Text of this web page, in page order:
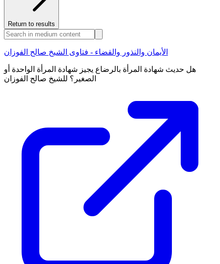
Return to results
الأيمان والنذور والقضاء - فتاوى الشيخ صالح الفوزان
هل حديث شهادة المرأة بالرضاع يجيز شهادة المرأة الواحدة أو
الصغير؟ للشيخ صالح الفوزان